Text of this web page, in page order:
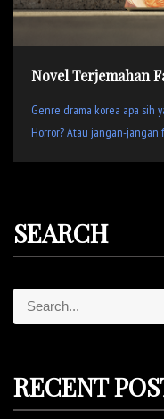
Novel Terjemahan
Genre drama korea apa sih
Horror? Atau jangan-jangan
SEARCH
e
h
RECENT